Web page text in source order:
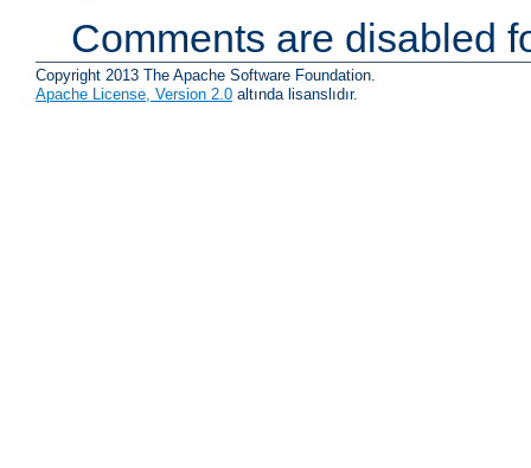
Comments are disabled
Copyright 2013 The Apache Software Foundation.
Apache License, Version 2.0 altında lisanslıdır.